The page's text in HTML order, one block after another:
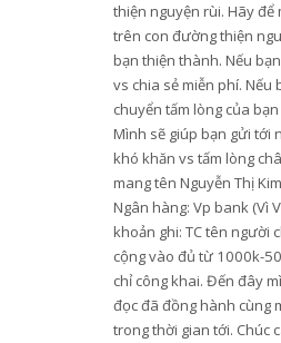
thiện nguyện rùi. Hãy
trên con đường thiện
bạn thiện thành. Nếu
vs chia sẻ miễn phí.
chuyển tấm lòng của
Mình sẽ giúp bạn gửi tới
khó khăn vs tấm lòng
mang tên Nguyễn Thị
Ngân hàng: Vp bank (Vì
khoản ghi: TC tên người
cộng vào đủ từ 1000k-
chỉ công khai. Đến đây
đọc đã đồng hành cùng
trong thời gian tới. Chúc